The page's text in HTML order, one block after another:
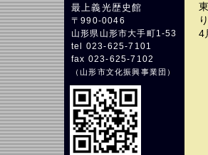
最上義光歴史館
〒990-0046
山形県山形市大手町1-53
tel 023-625-7101
fax 023-625-7102
（山形市文化振興事業団 ）
4